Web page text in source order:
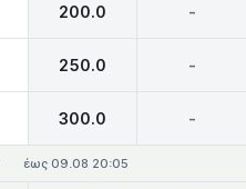
200.0 -
250.0 -
300.0 -
έως 09.08 20:05